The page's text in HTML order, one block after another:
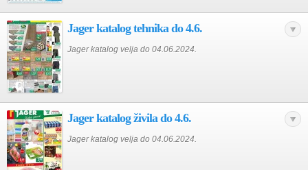
Jager katalog tehnika do 4.6.
Jager katalog velja do 04.06.2024.
Jager katalog živila do 4.6.
Jager katalog velja do 04.06.2024.